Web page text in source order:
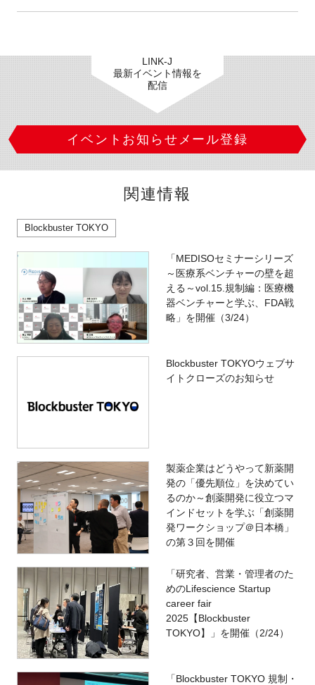
LINK-J
最新イベント情報を
配信
イベントお知らせメール登録
関連情報
Blockbuster TOKYO
「MEDISOセミナーシリーズ
～医療系ベンチャーの壁を超
える～vol.15.規制編：医療機
器ベンチャーと学ぶ、FDA戦
略」を開催（3/24）
Blockbuster TOKYOウェブサ
イトクローズのお知らせ
製薬企業はどうやって新薬開
発の「優先順位」を決めてい
るのか～創薬開発に役立つマ
インドセットを学ぶ「創薬開
発ワークショップ＠日本橋」
の第３回を開催
「研究者、営業・管理者のた
めのLifescience Startup
career fair
2025【Blockbuster
TOKYO】」を開催（2/24）
「Blockbuster TOKYO 規制・